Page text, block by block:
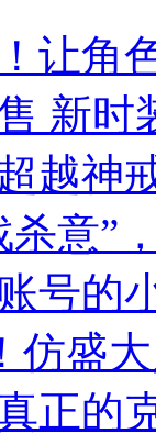
让角
新时
越神
杀意”
号的
仿盛
正的